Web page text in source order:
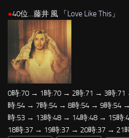
●40位…藤井 風 「Love Like This 」
0時:70 → 1時:70 → 2時:71 → 3時
時:54 → 7時:54 → 8時:54 → 9時:54
時:53 → 13時:48 → 14時:48 → 15時
18時:37 → 19時:37 → 20時:37 → 21